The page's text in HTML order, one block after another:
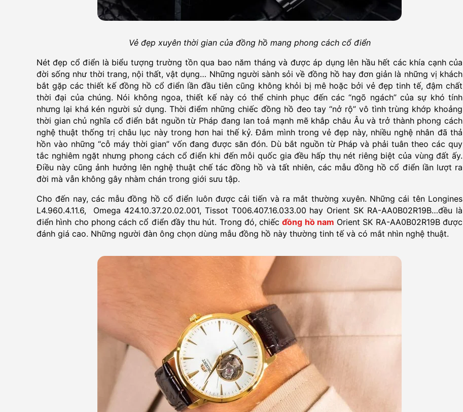
Vẻ đẹp xuyên thời gian của đồng hồ mang phong cách cổ điển
Nét đẹp cổ điển là biểu tượng trường tồn qua bao năm tháng và được áp dụng lên hầu hết các khía cạnh của
đời sống như thời trang, nội thất, vật dụng… Những người sành sỏi về đồng hồ hay đơn giản là những vị khách
bắt gặp các thiết kế đồng hồ cổ điển lần đầu tiên cũng không khỏi bị mê hoặc bởi vẻ đẹp tinh tế, đậm chất
thời đại của chúng. Nói không ngoa, thiết kế này có thể chinh phục đến các “ngõ ngách” của sự khó tính
nhưng lại khá kén người sử dụng. Thời điểm những chiếc đồng hồ đeo tay “nở rộ” vô tình trùng khớp khoảng
thời gian chủ nghĩa cổ điển bắt nguồn từ Pháp đang lan toả mạnh mẽ khắp châu Âu và trở thành phong cách
nghệ thuật thống trị châu lục này trong hơn hai thế kỷ. Đắm mình trong vẻ đẹp này, nhiều nghệ nhân đã thả
hồn vào những “cỗ máy thời gian” vốn đang được săn đón. Dù bắt nguồn từ Pháp và phải tuân theo các quy
tắc nghiêm ngặt nhưng phong cách cổ điển khi đến mỗi quốc gia đều hấp thụ nét riêng biệt của vùng đất ấy.
Điều này cũng ảnh hưởng lên nghệ thuật chế tác đồng hồ và tất nhiên, các mẫu đồng hồ cổ điển lần lượt ra
đời mà vẫn không gây nhàm chán trong giới sưu tập.
Cho đến nay, các mẫu đồng hồ cổ điển luôn được cải tiến và ra mắt thường xuyên. Những cái tên Longines
L4.960.4.11.6, Omega 424.10.37.20.02.001, Tissot T006.407.16.033.00 hay Orient SK RA-AA0B02R19B…đều là
điển hình cho phong cách cổ điển đầy thu hút. Trong đó, chiếcđồng hồ nam Orient SK RA-AA0B02R19B được
đánh giá cao. Những người đàn ông chọn dùng mẫu đồng hồ này thường tinh tế và có mắt nhìn nghệ thuật.